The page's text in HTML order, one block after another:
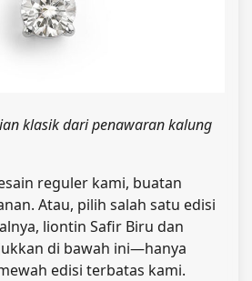
klasik dari penawaran kalung
reguler kami, buatan
Atau, pilih salah satu edisi
liontin Safir Biru dan
di bawah ini—hanya
edisi terbatas kami.